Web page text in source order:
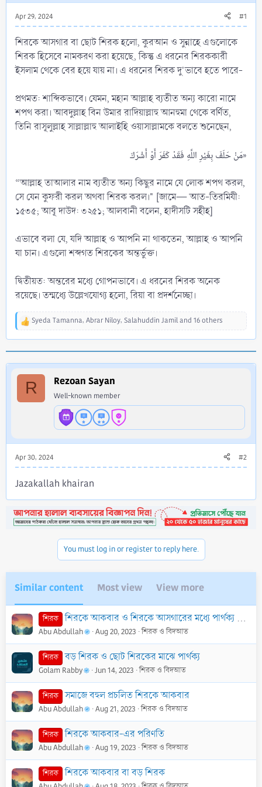
Apr 29, 2024 #1
শিরকে আসগার বা ছোট শিরক হলো, কুরআন ও সুন্নাহে এগুলোকে
শিরক হিসেবে নামকরণ করা হয়েছে, কিন্তু এ ধরনের শিরককারী
ইসলাম থেকে বের হয়ে যায় না। এ ধরনের শিরক দু'ভাবে হতে পারে-
প্রথমত: শাব্দিকভাবে। যেমন, মহান আল্লাহ ব্যতীত অন্য কারো নামে
শপথ করা। আবদুল্লাহ বিন উমার রাদিয়াল্লাহু আনহুমা থেকে বর্ণিত,
তিনি রাসূলুল্লাহ সাল্লাল্লাহু আলাইহি ওয়াসাল্লামকে বলতে শুনেছেন,
مَنْ حَلَفَ بِغَيْرِ اللَّهِ فَقَدْ كَفَرَ أَوْ أَشْرَكَ»​
“আল্লাহ তাআলার নাম ব্যতীত অন্য কিছুর নামে যে লোক শপথ করল,
সে যেন কুফরী করল অথবা শিরক করল।" [জামে— আত-তিরমিযী:
১৫৩৫; আবূ দাউদ: ৩২৫১; আলবানী বলেন, হাদীসটি সহীহ]
এভাবে বলা যে, যদি আল্লাহ ও আপনি না থাকতেন, আল্লাহ ও আপনি
যা চান। এগুলো শব্দগত শিরকের অন্তর্ভুক্ত।
দ্বিতীয়ত: অন্তরের মধ্যে গোপনভাবে। এ ধরনের শিরক অনেক
রয়েছে। তন্মধ্যে উল্লেখযোগ্য হলো, রিয়া বা প্রদর্শনেচ্ছা।
R
t
i
Syeda Tamanna, Abrar Niloy, Salahuddin Jamiland 16 others
R Rezoan Sayan
Well-known member
Apr 30, 2024 #2
Jazakallah khairan
You must log in or register to reply here.
Similar content Most view View more
শিরক শিরকে আকবার ও শিরকে আসগারের মধ্যে পার্থক্য কি?
Abu Abdullah Aug 20, 2023 শিরক ও বিদআত
শিরক বড় শিরক ও ছোট শিরকের মাঝে পার্থক্য
Golam Rabby Jun 14, 2023 শিরক ও বিদআত
শিরক সমাজে বহুল প্রচলিত শিরকে আকবার
Abu Abdullah Aug 21, 2023 শিরক ও বিদআত
শিরক শিরকে আকবার-এর পরিণতি
Abu Abdullah Aug 19, 2023 শিরক ও বিদআত
শিরক শিরকে আকবার বা বড় শিরক